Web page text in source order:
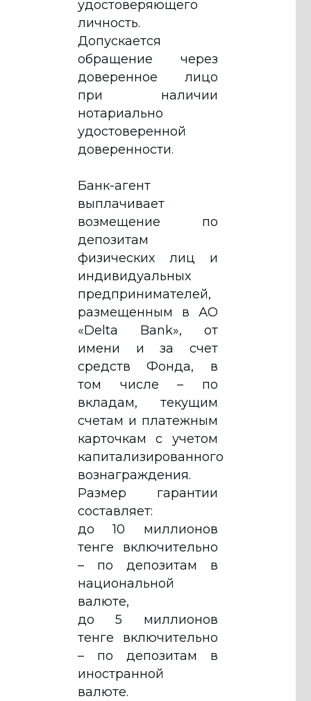
удостоверяющего
личность.
Допускается
обращение через
доверенное лицо
при наличии
нотариально
удостоверенной
доверенности.
Банк-агент
выплачивает
возмещение по
депозитам
физических лиц и
индивидуальных
предпринимателей,
размещенным в АО
«Delta Bank», от
имени и за счет
средств Фонда, в
том числе – по
вкладам, текущим
счетам и платежным
карточкам с учетом
капитализированного
вознаграждения.
Размер гарантии
составляет:
до 10 миллионов
тенге включительно
– по депозитам в
национальной
валюте,
до 5 миллионов
тенге включительно
– по депозитам в
иностранной
валюте.